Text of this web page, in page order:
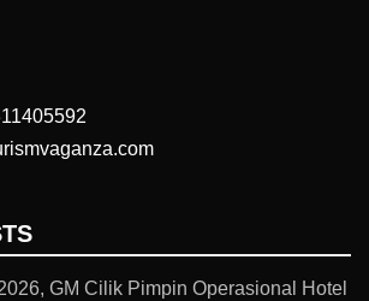
GM Cilik Pimpin Operasional Hotel